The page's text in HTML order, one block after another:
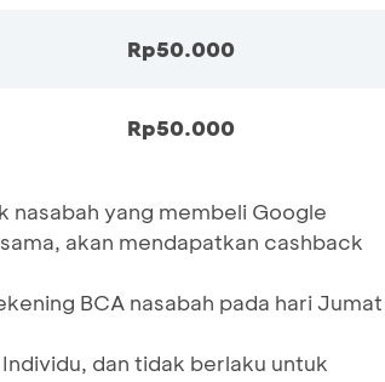
Rp50.000
Rp50.000
nasabah yang membeli Google
akan mendapatkan cashback
BCA nasabah pada hari Jumat
dan tidak berlaku untuk